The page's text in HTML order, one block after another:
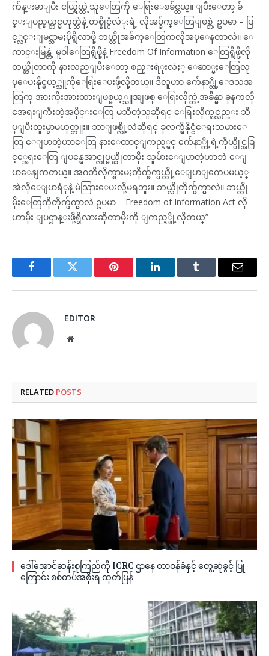
က်န္းမာျပီး ငယ္ရြယ္တဲ့သူေတြကို ေရြးေစခ်င္တယ္။ ျပီးေတာ့ ခ်
င္းျပည္နယ္တင္မဟုတ္ဘဲနဲ့ တစ္နိုင္ငံလံုးရဲ့ လိုအပ္ခ်က္ေတြျဖစ္တဲ့ ဥပမာ – ပြ
င့္လင္းျမင္သာမႈပိုရွိလာဖို့ ဘယ္လိုအခ်က္ေတြကလိုအပ္ေနတာလဲ။ ေ
ကာင္းမြန္တဲ့ မူဝါေတြရွိဖို့နဲ့ Freedom Of Information ေတြရွိဖို့လို
တယ္ဆိုတာကို နားလည္ျပီးေတာ့ စည္းရံုးလံႈ့ ေဆာ္မႈေတြလု
ပ္ေပးနိုင္မယ့္သူကိုေရြးေပးဖို့လို့တယ္။ ဒီလူဟာ က်ေနာ္တို့ေဒသအ
တြက္ အားကိုးအားထားျဖစ္မယ့္သူအျဖစ္ ေရြးလိုက္တဲ့အခ်ိန္မွာ ခုနကလို
အေရးျကီးတဲ့အပိုင္းေတြ မသိတဲ့သူဆိုရင္ ေရြးလိုက္ရင္လည္း သိ
ပ္ျပီးထူးမွာမဟုတ္ဘူး။ ဘာျဖစ္လို့လဲဆိုရင္ ခုလက္ရွိနိုင္ငံေရးသမားေ
တြ ေျပာတဲ့ဟာေတြ နားေထာင္ျကည့္ရင္ က်ေနာ္တို့ရဲ့ကိုယ္ပိုင္အခြ
င့္အေရးေတြ ျပန္ရေအာင္လုပ္မယ္ဆိုတာမ်ိုး သူမ်ားေျပာတဲ့ဟာဘဲ ေျ
ပာေနျကတယ္။ အဂတိလိုက္စားမႈတိုက္ဖ်က္မယ္လို့ေျပာျကေပမယ့္
အဲလိုေျပာရံုနဲ့ မဲသြားေပးလို့မရဘူး။ ဘယ္လိုတိုက္ဖ်က္မွာလဲ။ ဘယ္လို
မ်ိုးေတြကိုတိုက္ဖ်က္မွာလဲ ဥပမာ – Freedom of Information Act လို
ဟာမ်ိုး ျပဌာန္းဖို့ရွိလားဆိုတာမ်ိုးကို ျကည့္ဖို့လိုတယ္”
FacebookTwitter Pinterest LinkedInTumblr Email
EDITOR
Website
RELATED POSTS
ဒေါ်အောင်ဆန်းစုကြည်ကို ICRC ဌာနေ တာဝန်ခံနှင့် တွေ့ဆုံခွင့် ပြု
ကြောင်း စစ်တပ်အစိုးရ ထုတ်ပြန်